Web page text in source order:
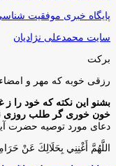
پایگاه خبری موفقیت
سایت محمدعلی نژادیان
برکت
رزقی خوبه كه مهر و
بشنو این نکته که خود را ز
خون خوری گر طلب روزی
دعای مورد توصیه حضرت
اللَّهُمَّ أَغْنِنِي بِحَلَالِكَ عَنْ